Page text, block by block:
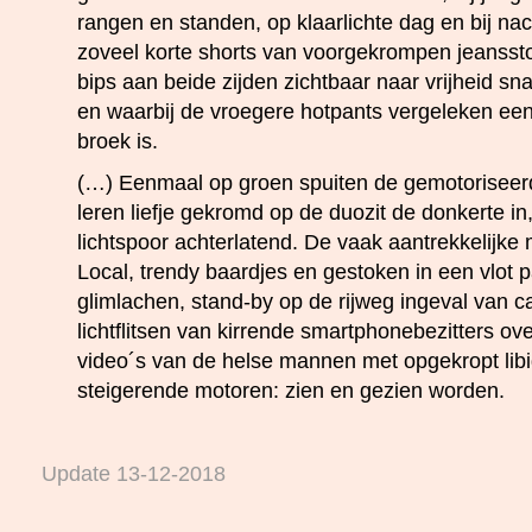
rangen en standen, op klaarlichte dag en bij
zoveel korte shorts van voorgekrompen
bips aan beide zijden zichtbaar naar vrijheid
en waarbij de vroegere hotpants vergeleken
broek is.
(…) Eenmaal op groen spuiten de
leren liefje gekromd op de duozit de donkerte
lichtspoor achterlatend. De vaak aantrekkelijke
Local, trendy baardjes en gestoken in een vlot
glimlachen, stand-by op de rijweg ingeval van
lichtflitsen van kirrende smartphonebezitters
video´s van de helse mannen met opgekropt
steigerende motoren: zien en gezien worden.
Update 13-12-2018